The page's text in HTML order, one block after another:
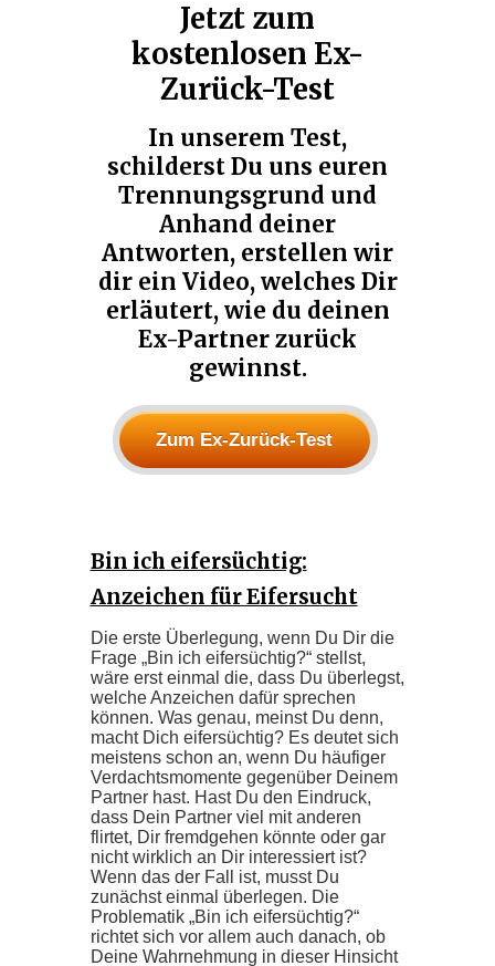
Jetzt zum
kostenlosen Ex-
Zurück-Test
In unserem Test,
schilderst Du uns euren
Trennungsgrund und
Anhand deiner
Antworten, erstellen wir
dir ein Video, welches Dir
erläutert, wie du deinen
Ex-Partner zurück
gewinnst.
Zum Ex-Zurück-Test
Bin ich eifersüchtig:
Anzeichen für Eifersucht
Die erste Überlegung, wenn Du Dir die
Frage „Bin ich eifersüchtig?“ stellst,
wäre erst einmal die, dass Du überlegst,
welche Anzeichen dafür sprechen
können. Was genau, meinst Du denn,
macht Dich eifersüchtig? Es deutet sich
meistens schon an, wenn Du häufiger
Verdachtsmomente gegenüber Deinem
Partner hast. Hast Du den Eindruck,
dass Dein Partner viel mit anderen
flirtet, Dir fremdgehen könnte oder gar
nicht wirklich an Dir interessiert ist?
Wenn das der Fall ist, musst Du
zunächst einmal überlegen. Die
Problematik „Bin ich eifersüchtig?“
richtet sich vor allem auch danach, ob
Deine Wahrnehmung in dieser Hinsicht